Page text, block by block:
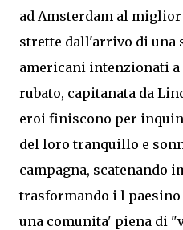
ad Amsterdam al
strette dall'arrivo di una
americani intenzionati
rubato, capitanata da
eroi finiscono per
del loro tranquillo e
campagna, scatenando
trasformando i l
una comunita' piena di